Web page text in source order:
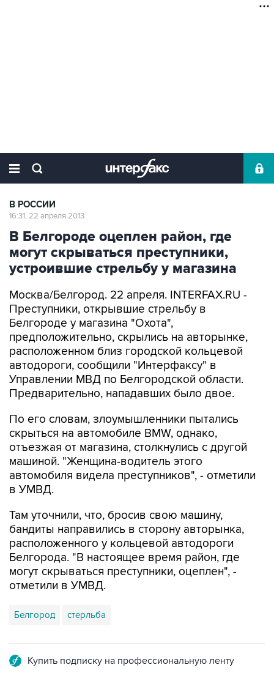
В РОССИИ
16:31, 22 апреля 2013
В Белгороде оцеплен район, где
могут скрываться преступники,
устроившие стрельбу у магазина
Москва/Белгород. 22 апреля. INTERFAX.RU -
Преступники, открывшие стрельбу в
Белгороде у магазина "Охота",
предположительно, скрылись на авторынке,
расположенном близ городской кольцевой
автодороги, сообщили "Интерфаксу" в
Управлении МВД по Белгородской области.
Предварительно, нападавших было двое.
По его словам, злоумышленники пытались
скрыться на автомобиле BMW, однако,
отъезжая от магазина, столкнулись с другой
машиной. "Женщина-водитель этого
автомобиля видела преступников", - отметили
в УМВД.
Там уточнили, что, бросив свою машину,
бандиты направились в сторону авторынка,
расположенного у кольцевой автодороги
Белгорода. "В настоящее время район, где
могут скрываться преступники, оцеплен", -
отметили в УМВД.
Белгород стерльба
Купить подписку на профессиональную ленту